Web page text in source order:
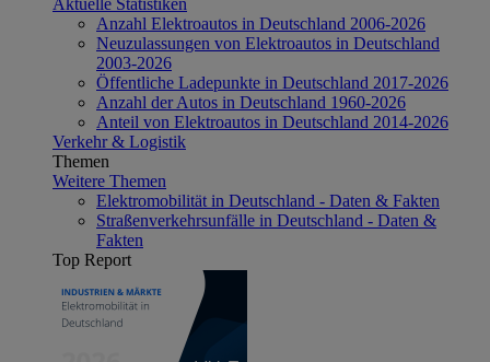
Anzahl Elektroautos in Deutschland 2006-2026
Neuzulassungen von Elektroautos in Deutschland
2003-2026
Öffentliche Ladepunkte in Deutschland 2017-2026
Anzahl der Autos in Deutschland 1960-2026
Anteil von Elektroautos in Deutschland 2014-2026
Verkehr & Logistik
Themen
Weitere Themen
Elektromobilität in Deutschland - Daten & Fakten
Straßenverkehrsunfälle in Deutschland - Daten &
Fakten
Top Report